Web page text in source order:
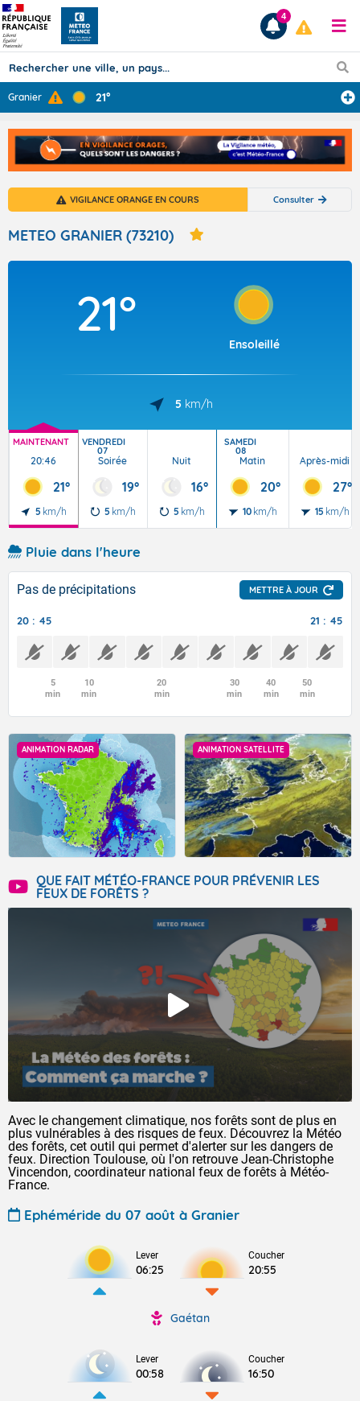
Prévisions
TOUS LES RÉSULTATS
Articles
4
Granier 21°
VIGILANCE ORANGE EN COURS Consulter
METEO GRANIER (73210)
21°
Ensoleillé
5 km/h
MAINTENANT
20:46
21°
5 km/h
VENDREDI
07
Soirée
19°
5 km/h
Nuit
16°
5 km/h
SAMEDI
08
Matin
20°
10 km/h
Après-midi
27°
15 km/h
Pluie dans l'heure
Pas de précipitations METTRE À JOUR
20 : 45 21 : 45
5
min
10
min
20
min
30
min
40
min
50
min
ANIMATION RADAR ANIMATION SATELLITE
QUE FAIT MÉTÉO-FRANCE POUR PRÉVENIR LES
FEUX DE FORÊTS ?
Avec le changement climatique, nos forêts sont de plus en
plus vulnérables à des risques de feux. Découvrez la Météo
des forêts, cet outil qui permet d'alerter sur les dangers de
feux. Direction Toulouse, où l'on retrouve Jean-Christophe
Vincendon, coordinateur national feux de forêts à Météo-
France.
Ephéméride du 07 août à Granier
Lever
06:25
Coucher
20:55
Gaétan
Lever
00:58
Coucher
16:50